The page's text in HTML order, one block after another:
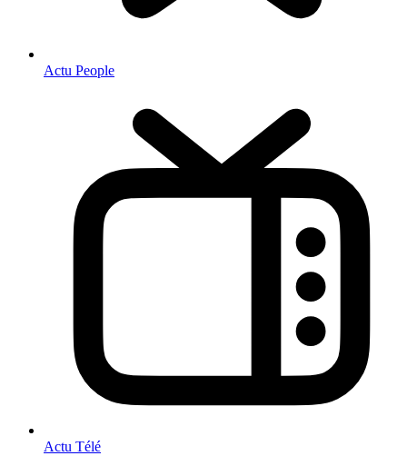
Actu People
Actu Télé